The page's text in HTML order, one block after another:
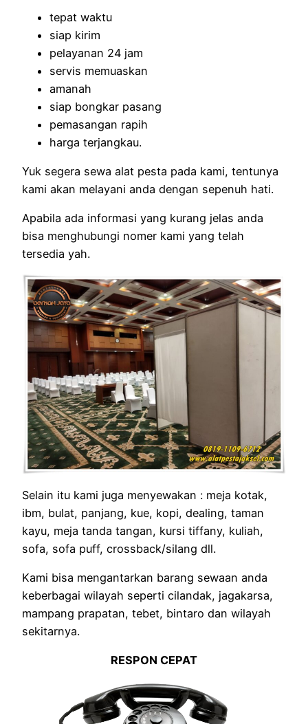
tepat waktu
siap kirim
pelayanan 24 jam
servis memuaskan
amanah
siap bongkar pasang
pemasangan rapih
harga terjangkau.
Yuk segera sewa alat pesta pada kami, tentunya
kami akan melayani anda dengan sepenuh hati.
Apabila ada informasi yang kurang jelas anda
bisa menghubungi nomer kami yang telah
tersedia yah.
Selain itu kami juga menyewakan : meja kotak,
ibm, bulat, panjang, kue, kopi, dealing, taman
kayu, meja tanda tangan, kursi tiffany, kuliah,
sofa, sofa puff, crossback/silang dll.
Kami bisa mengantarkan barang sewaan anda
keberbagai wilayah seperti cilandak, jagakarsa,
mampang prapatan, tebet, bintaro dan wilayah
sekitarnya.
RESPON CEPAT